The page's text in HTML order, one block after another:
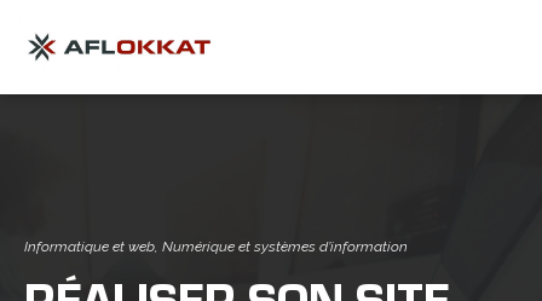
Informatique et web, Numérique et systèmes d’information